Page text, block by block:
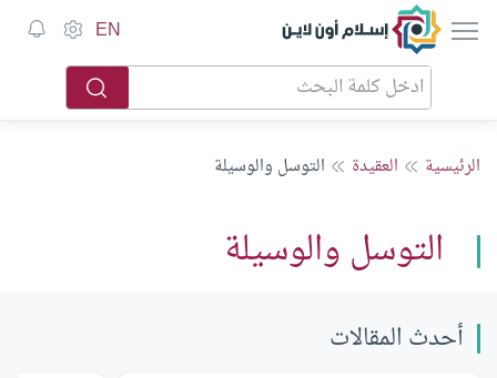
إسلام أون لاين EN
الرئيسية العقيدة التوسل والوسيلة
التوسل والوسيلة
أحدث المقالات